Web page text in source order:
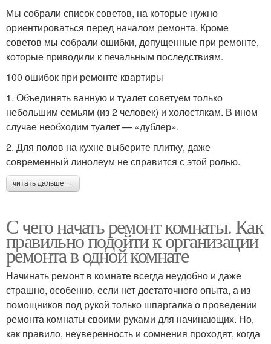
Мы собрали список советов, на которые нужно
ориентироваться перед началом ремонта. Кроме
советов мы собрали ошибки, допущенные при ремонте,
которые приводили к печальным последствиям.
100 ошибок при ремонте квартиры
1. Объединять ванную и туалет советуем только
небольшим семьям (из 2 человек) и холостякам. В ином
случае необходим туалет — «дублер».
2. Для полов на кухне выберите плитку, даже
современный линолеум не справится с этой ролью.
читать дальше →
С чего начать ремонт комнаты. Как
правильно подойти к организации
ремонта в одной комнате
Начинать ремонт в комнате всегда неудобно и даже
страшно, особенно, если нет достаточного опыта, а из
помощников под рукой только шпаргалка о проведении
ремонта комнаты своими руками для начинающих. Но,
как правило, неуверенность и сомнения проходят, когда